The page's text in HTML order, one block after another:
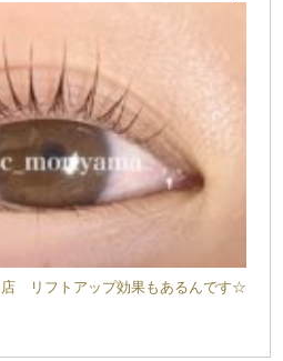
店 リフトアップ効果もあるんです☆